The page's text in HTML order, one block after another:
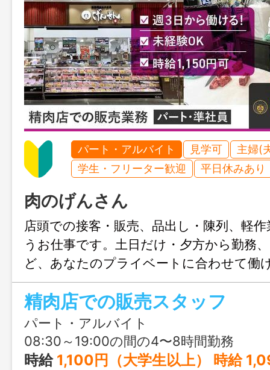
パート・アルバイト 見学可
主婦(
学生・フリーター歓迎
平日休みあり
肉のげんさん
店頭での接客・販売、品出し・陳列、軽
うお仕事です。土日だけ・夕方から勤務
ど、あなたのプライベートに合わせて働
精肉店での販売スタッフ
パート・アルバイト
08:30～19:00の間の4〜8時間勤務
時給 1,100円（大学生以上） 時給